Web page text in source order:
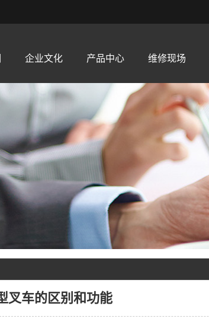
企业文化 产品中心 维修现场
叉车的区别和功能